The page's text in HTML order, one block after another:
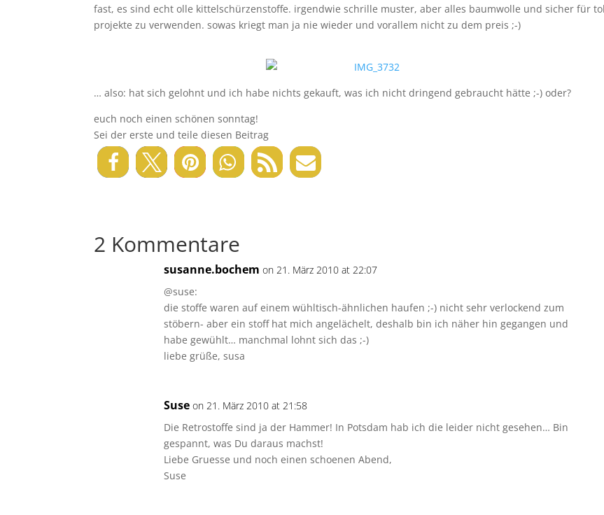
fast, es sind echt olle kittelschürzenstoffe. irgendwie schrille muster, aber alles baumwolle und sicher für
projekte zu verwenden. sowas kriegt man ja nie wieder und vorallem nicht zu dem preis ;-)
… also: hat sich gelohnt und ich habe nichts gekauft, was ich nicht dringend gebraucht hätte ;-) oder?
euch noch einen schönen sonntag!
Sei der erste und teile diesen Beitrag
2 Kommentare
susanne.bochem on 21. März 2010 at 22:07
@suse:
die stoffe waren auf einem wühltisch-ähnlichen haufen ;-) nicht sehr verlockend zum
stöbern- aber ein stoff hat mich angelächelt, deshalb bin ich näher hin gegangen und
habe gewühlt… manchmal lohnt sich das ;-)
liebe grüße, susa
Suse on 21. März 2010 at 21:58
Die Retrostoffe sind ja der Hammer! In Potsdam hab ich die leider nicht gesehen… Bin
gespannt, was Du daraus machst!
Liebe Gruesse und noch einen schoenen Abend,
Suse